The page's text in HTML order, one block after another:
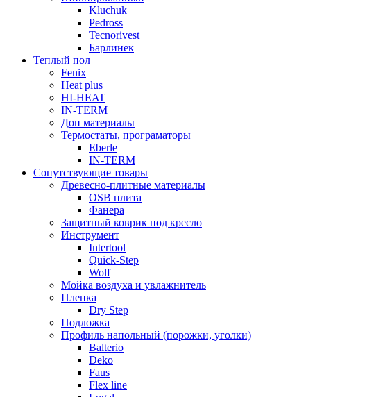
Kluchuk
Pedross
Tecnorivest
Барлинек
Теплый пол
Fenix
Heat plus
HI-HEAT
IN-TERM
Доп материалы
Термостаты, програматоры
Eberle
IN-TERM
Сопутствующие товары
Древесно-плитные материалы
OSB плита
Фанера
Защитный коврик под кресло
Инструмент
Intertool
Quick-Step
Wolf
Мойка воздуха и увлажнитель
Пленка
Dry Step
Подложка
Профиль напольный (порожки, уголки)
Balterio
Deko
Faus
Flex line